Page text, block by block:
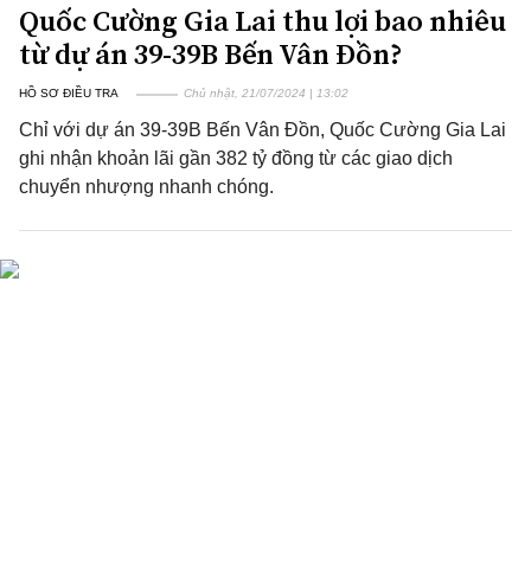
Quốc Cường Gia Lai thu lợi bao nhiêu
từ dự án 39-39B Bến Vân Đồn?
HỒ SƠ ĐIỀU TRA Chủ nhật, 21/07/2024 | 13:02
Chỉ với dự án 39-39B Bến Vân Đồn, Quốc Cường Gia Lai
ghi nhận khoản lãi gần 382 tỷ đồng từ các giao dịch
chuyển nhượng nhanh chóng.